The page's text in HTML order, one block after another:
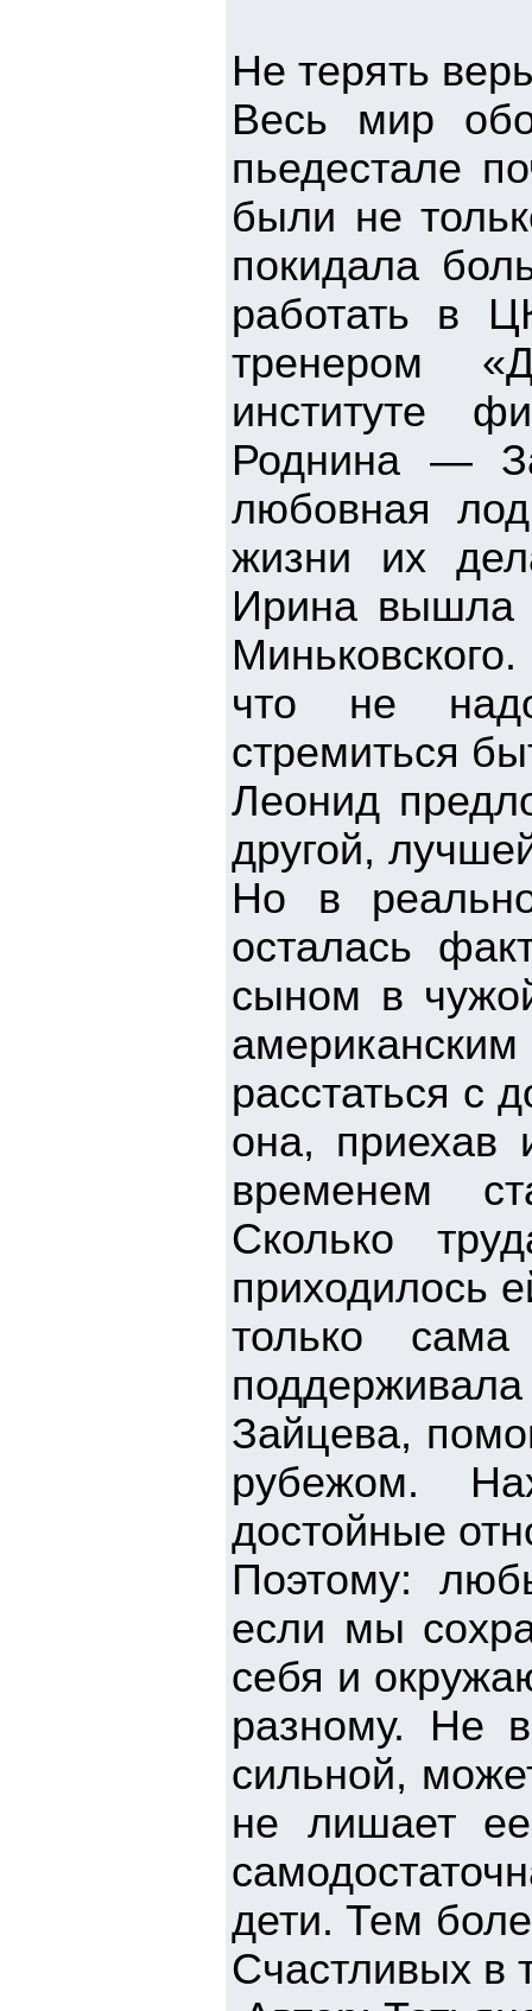
Не терять
Весь мир
пьедестале
были не
покидала
работать в
тренером
институте
Роднина —
любовная
жизни их
Ирина вышла
что не
стремиться
Леонид
другой,
Но в
осталась
сыном в
расстаться с
она, приехав
временем
Сколько
приходилось
только
Зайцева,
рубежом.
достойные
Поэтому:
если мы
себя и
разному. Не
сильной,
не лишает
дети. Тем
Счастливых в